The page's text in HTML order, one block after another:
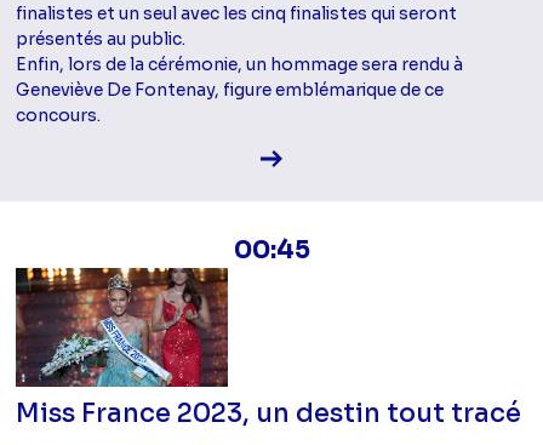
finalistes et un seul avec les cinq finalistes qui seront
présentés au public.
Enfin, lors de la cérémonie, un hommage sera rendu à
Geneviève De Fontenay, figure emblémarique de ce
concours.
Voir la fiche diffusion
00:45
Miss France 2023, un destin tout tracé